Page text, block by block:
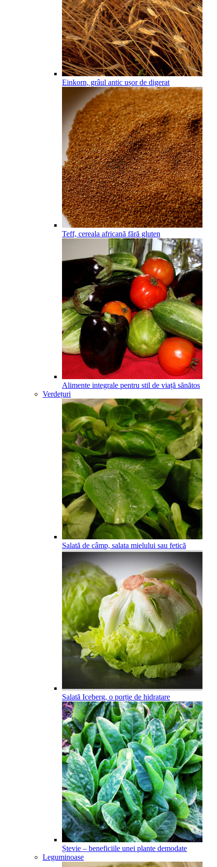
Einkorn, grâul antic ușor de digerat
Teff, cereala africană fără gluten
Alimente integrale pentru stil de viață sănătos
Verdețuri
Salată de câmp, salata mielului sau fetică
Salată Iceberg, o porție de hidratare
Ștevie – beneficiile unei plante demodate
Leguminoase